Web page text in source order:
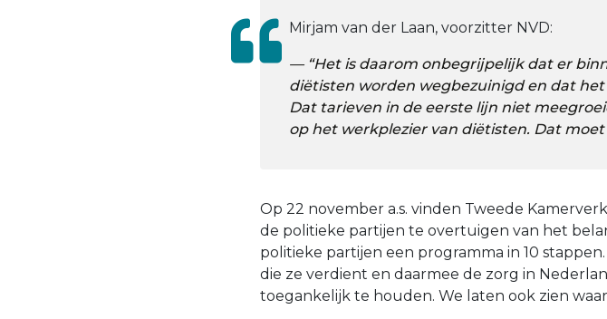
Mirjam van der Laan, voorzitter NVD:
“Het is daarom onbegrijpelijk dat er
diëtisten worden wegbezuinigd en dat
Dat tarieven in de eerste lijn niet
op het werkplezier van diëtisten. Dat moet
Op 22 november a.s. vinden Tweede
de politieke partijen te overtuigen van het
politieke partijen een programma in 10
die ze verdient en daarmee de zorg in
toegankelijk te houden. We laten ook zien